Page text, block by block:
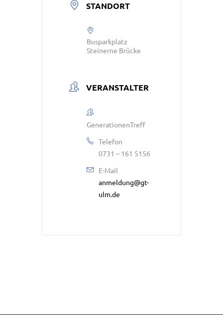
STANDORT
Busparkplatz
Steinerne Brücke
VERANSTALTER
GenerationenTreff
Telefon
0731 – 161 5156
E-Mail
anmeldung@gt-
ulm.de